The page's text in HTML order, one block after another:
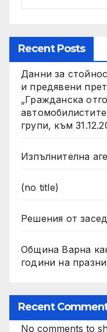
Recent Posts
Данни за
и предявени
„Гражданска
групи, към
Изпълнителна
(no title)
Решения от
Община Варна
години на
Recent
No comments to